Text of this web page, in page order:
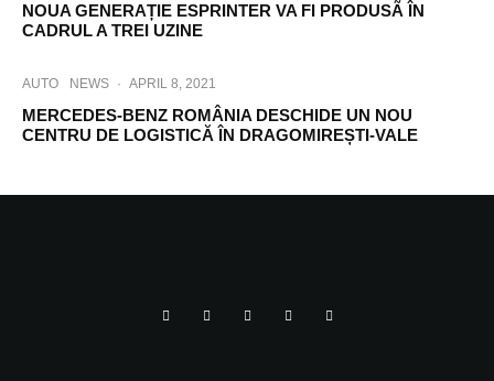
NOUA GENERAȚIE ESPRINTER VA FI PRODUSÃ ÎN
CADRUL A TREI UZINE
AUTO NEWS · APRIL 8, 2021
MERCEDES-BENZ ROMÂNIA DESCHIDE UN NOU
CENTRU DE LOGISTICĂ ÎN DRAGOMIREȘTI-VALE